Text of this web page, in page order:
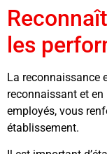
les
La reconnaissance
reconnaissant et
employés, vous
établissement.